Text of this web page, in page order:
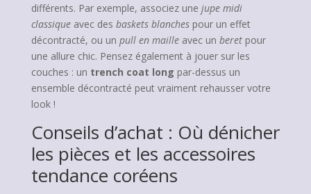
différents. Par exemple, associez une jupe midi
classiqueavec des baskets blanchespour un effet
décontracté, ou un pull en mailleavec un beretpour
une allure chic. Pensez également à jouer sur les
couches : un trench coat long par-dessus un
ensemble décontracté peut vraiment rehausser votre
look !
Conseils d’achat : Où dénicher
les pièces et les accessoires
tendance coréens